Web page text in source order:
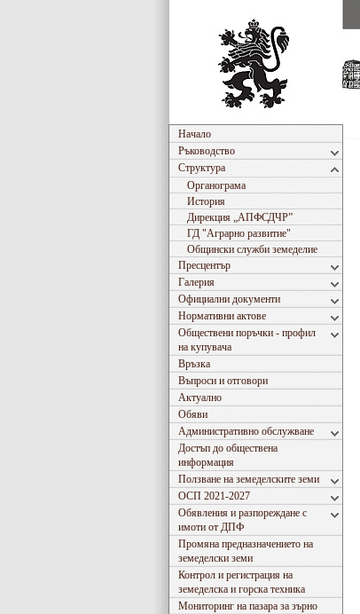
Начало
Ръководство
Структура
Органограма
История
Дирекция „АПФСДЧР”
ГД "Аграрно развитие"
Общински служби земеделие
Пресцентър
Галерия
Официални документи
Нормативни актове
Обществени поръчки - профил
на купувача
Връзка
Въпроси и отговори
Актуално
Обяви
Административно обслужване
Достъп до обществена
информация
Ползване на земеделските земи
ОСП 2021-2027
Обявления и разпореждане с
имоти от ДПФ
Промяна предназначението на
земеделски земи
Контрол и регистрация на
земеделска и горска техника
Мониторинг на пазара за зърно